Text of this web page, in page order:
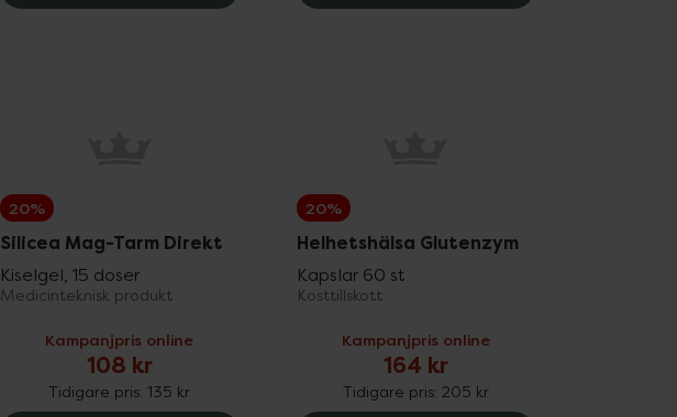
20%
Silicea Mag-Tarm Direkt
Kiselgel, 15 doser
Medicinteknisk produkt
Kampanjpris online
108 kr
Tidigare pris:135 kr
20%
Helhetshälsa Glutenzym
Kapslar 60 st
Kosttillskott
Kampanjpris online
164 kr
Tidigare pris: 205 kr